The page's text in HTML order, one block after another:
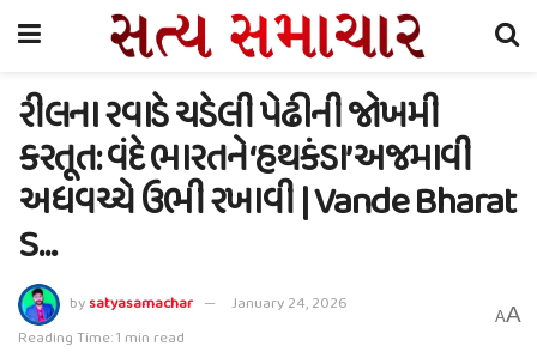
રીલના રવાડે ચડેલી પેઢીની જોખમી
કરતૂત: વંદે ભારતને ‘હથકંડા’ અજમાવી
અધવચ્ચે ઉભી રખાવી | Vande Bharat
S…
bysatyasamachar
January 24, 2026
Reading Time: 1 min read
AA